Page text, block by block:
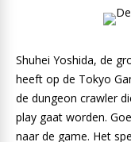
Shuhei Yoshida, de
heeft op de Tokyo
de dungeon crawler
play gaat worden.
naar de game. Het